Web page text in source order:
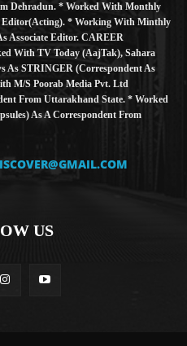
Dehradun. * Worked With Monthly
* Working With Minthly
Associate Editor. CAREER
With TV Today (AajTak), Sahara
As STRINGER (Correspondent As
M/S Poorab Media Pvt. Ltd
From Uttarakhand State. * Worked
As A Correspondent From
US